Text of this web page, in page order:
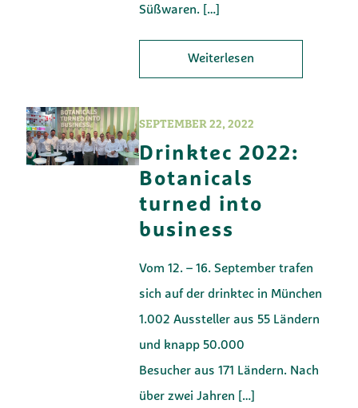
Süßwaren. […]
Weiterlesen
SEPTEMBER 22, 2022
Drinktec 2022:
Botanicals
turned into
business
Vom 12. – 16. September trafen
sich auf der drinktec in München
1.002 Aussteller aus 55 Ländern
und knapp 50.000
Besucher aus 171 Ländern. Nach
über zwei Jahren […]